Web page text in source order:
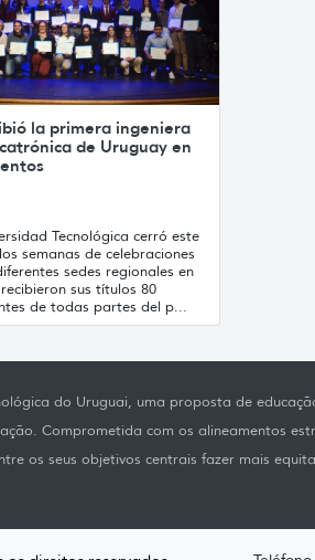
la primera ingeniera
de Uruguay en
Tecnológica cerró este
semanas de celebraciones
sedes regionales en
sus títulos 80
de todas partes del p...
do Uruguai, uma proposta de
Comprometida com os alineamentos
os seus objetivos centrais fazer mais